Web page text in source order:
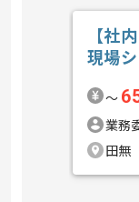
【社
現場
〜
業務
田無